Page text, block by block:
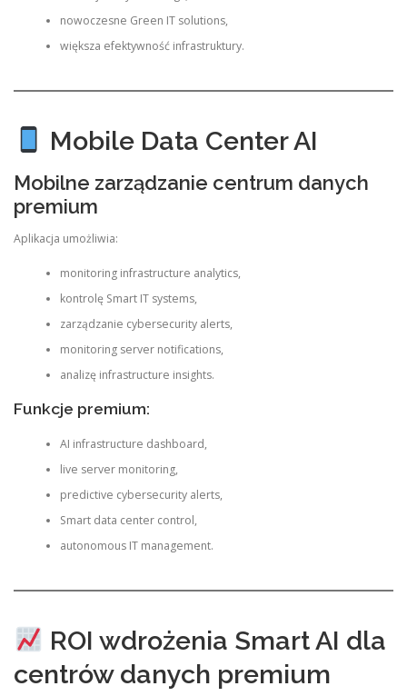
nowoczesne Green IT solutions,
większa efektywność infrastruktury.
Mobile Data Center AI
Mobilne zarządzanie centrum danych
premium
Aplikacja umożliwia:
monitoring infrastructure analytics,
kontrolę Smart IT systems,
zarządzanie cybersecurity alerts,
monitoring server notifications,
analizę infrastructure insights.
Funkcje premium:
AI infrastructure dashboard,
live server monitoring,
predictive cybersecurity alerts,
Smart data center control,
autonomous IT management.
ROI wdrożenia Smart AI dla
centrów danych premium